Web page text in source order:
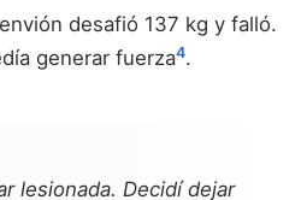
desafió 137 kg y falló.
generar fuerza4.
lesionada. Decidí dejar